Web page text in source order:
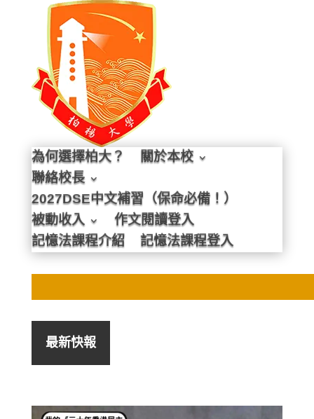
為何選擇柏大？
關於本校
聯絡校長
2027DSE中文補習（保命必備！）
被動收入
作文閱讀登入
記憶法課程介紹
記憶法課程登入
最新快報